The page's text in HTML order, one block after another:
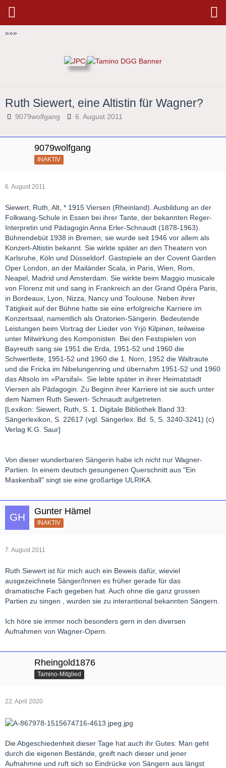
»»»
Ruth Siewert, eine Altistin für Wagner?
9079wolfgang 6. August 2011
9079wolfgang
INAKTIV
6. August 2011
Siewert, Ruth, Alt, * 1915 Viersen (Rheinland). Ausbildung an der
Folkwang-Schule in Essen bei ihrer Tante, der bekannten Reger-
Interpretin und Pädagogin Anna Erler-Schnaudt (1878-1963).
Bühnendebüt 1938 in Bremen; sie wurde seit 1946 vor allem als
Konzert-Altistin bekannt. Sie wirkte später an den Theatern von
Karlsruhe, Köln und Düsseldorf. Gastspiele an der Covent Garden
Oper London, an der Mailänder Scala, in Paris, Wien, Rom,
Neapel, Madrid und Amsterdam. Sie wirkte beim Maggio musicale
von Florenz mit und sang in Frankreich an der Grand Opéra Paris,
in Bordeaux, Lyon, Nizza, Nancy und Toulouse. Neben ihrer
Tätigkeit auf der Bühne hatte sie eine erfolgreiche Karriere im
Konzertsaal, namentlich als Oratorien-Sängerin. Bedeutende
Leistungen beim Vortrag der Lieder von Yrjö Kilpinen, teilweise
unter Mitwirkung des Komponisten. Bei den Festspielen von
Bayreuth sang sie 1951 die Erda, 1951-52 und 1960 die
Schwertleite, 1951-52 und 1960 die 1. Norn, 1952 die Waltraute
und die Fricka im Nibelungenring und übernahm 1951-52 und 1960
das Altsolo im »Parsifal«. Sie lebte später in ihrer Heimatstadt
Viersen als Pädagogin. Zu Beginn ihrer Karriere ist sie auch unter
dem Namen Ruth Siewert- Schnaudt aufgetreten.
[Lexikon: Siewert, Ruth, S. 1. Digitale Bibliothek Band 33:
Sängerlexikon, S. 22617 (vgl. Sängerlex. Bd. 5, S. 3240-3241) (c)
Verlag K.G. Saur]
Von dieser wunderbaren Sängerin habe ich nicht nur Wagner-
Partien. In einem deutsch gesungenen Querschnitt aus "Ein
Maskenball" singt sie eine großartige ULRIKA.
Gunter Hämel
INAKTIV
7. August 2011
Ruth Siewert ist für mich auch ein Beweis dafür, wieviel
ausgezeichnete Sänger/Innen es früher gerade für das
dramatische Fach gegeben hat. Auch ohne die ganz grossen
Partien zu singen , wurden sie zu interantional bekannten Sängern.
Ich höre sie immer noch besonders gern in den diversen
Aufnahmen von Wagner-Opern.
Rheingold1876
Tamino-Mitglied
22. April 2020
Die Abgeschiedenheit dieser Tage hat auch ihr Gutes: Man geht
durch die eigenen Bestände, greift nach dieser und jener
Aufnahmne und ruft sich so Eindrücke von Sängern aus längst